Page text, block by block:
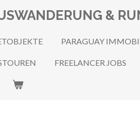
&
PARAGUAY
FREELANCER JOBS